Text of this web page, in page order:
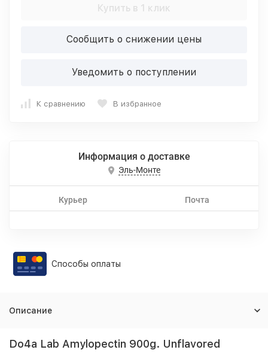
Купить в 1 клик
Сообщить о снижении цены
Уведомить о поступлении
К сравнению В избранное
Информация о доставке
Эль-Монте
Курьер Почта
Способы оплаты
Описание
Do4a Lab Amylopectin 900g. Unflavored